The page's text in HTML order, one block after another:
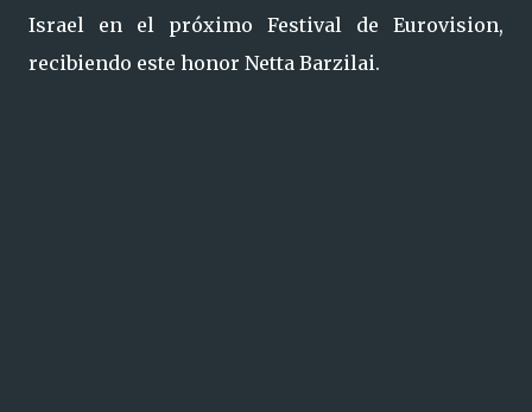
Israel en el próximo Festival de Eurovision,
recibiendo este honor Netta Barzilai.